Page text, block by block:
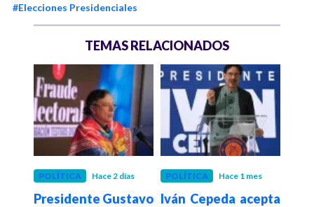
#Elecciones Presidenciales
TEMAS RELACIONADOS
POLÍTICA Hace 2 días
Presidente Gustavo
POLÍTICA Hace 1 mes
Iván Cepeda acepta